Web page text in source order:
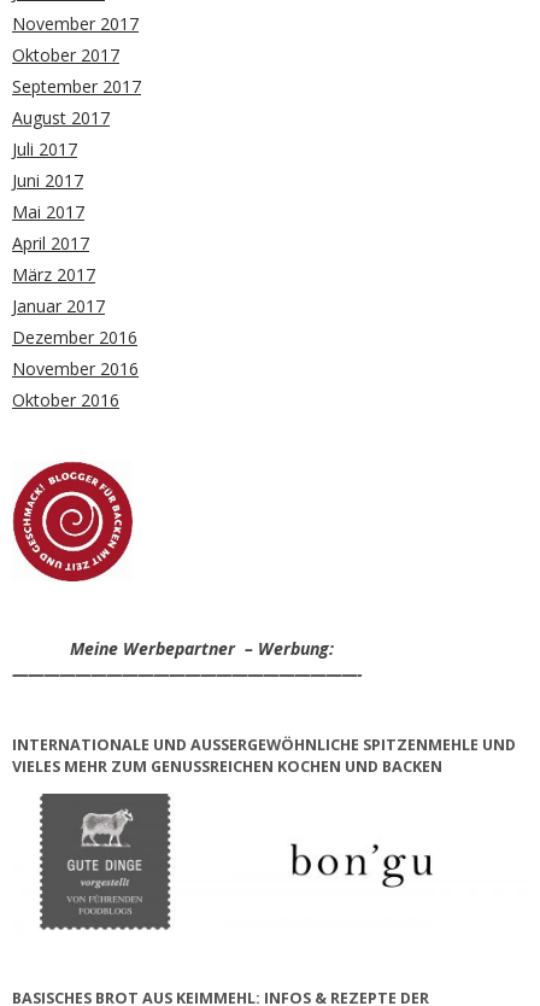
November 2017
Oktober 2017
September 2017
August 2017
Juli 2017
Juni 2017
Mai 2017
April 2017
März 2017
Januar 2017
Dezember 2016
November 2016
Oktober 2016
Meine Werbepartner – Werbung:
——————————————————————-
INTERNATIONALE UND AUSSERGEWÖHNLICHE SPITZENMEHLE UND V
IELES MEHR ZUM GENUSSREICHEN KOCHEN UND BACKEN
BASISCHES BROT AUS KEIMMEHL: INFOS & REZEPTE DER